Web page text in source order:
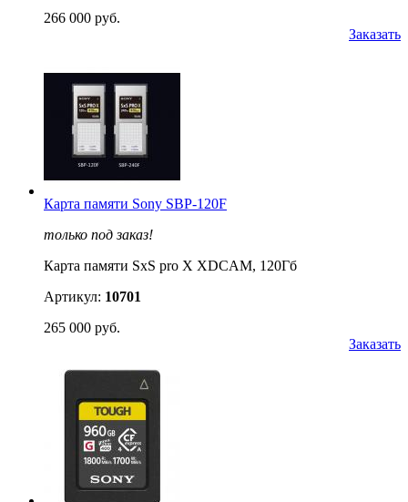
266 000 руб.
Заказать
Карта памяти Sony SBP-120F
только под заказ!
Карта памяти SxS pro X XDCAM, 120Гб
Артикул: 10701
265 000 руб.
Заказать